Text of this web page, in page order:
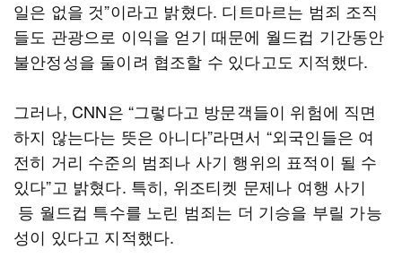
일은 없을 것”이라고 밝혔다. 디트마르는 범죄 조직
들도 관광으로 이익을 얻기 때문에 월드컵 기간동안
불안정성을 둘이려 협조할 수 있다고도 지적했다.
그러나, CNN은 “그렇다고 방문객들이 위험에 직면
하지 않는다는 뜻은 아니다”라면서 “외국인들은 여
전히 거리 수준의 범죄나 사기 행위의 표적이 될 수
있다”고 밝혔다. 특히, 위조티켓 문제나 여행 사기
등 월드컵 특수를 노린 범죄는 더 기승을 부릴 가능
성이 있다고 지적했다.